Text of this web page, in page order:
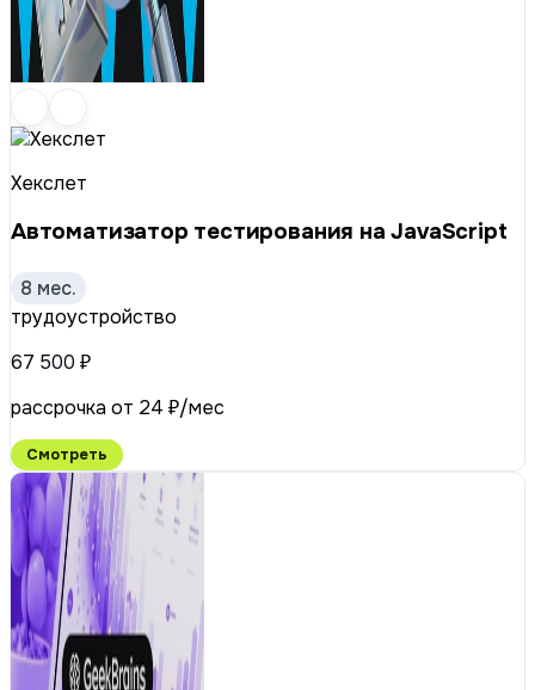
Хекслет
Автоматизатор тестирования на JavaScript
8 мес.
трудоустройство
67 500 ₽
рассрочка от 24 ₽/мес
Смотреть